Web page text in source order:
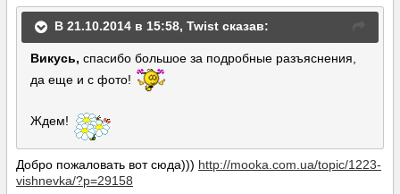
В 21.10.2014 в 15:58, Twist сказав:
Викусь, спасибо большое за подробные разъяснения,
да еще и с фото!
Ждем!
Добро пожаловать вот сюда))) http://mooka.com.ua/topic/1223-
vishnevka/?p=29158